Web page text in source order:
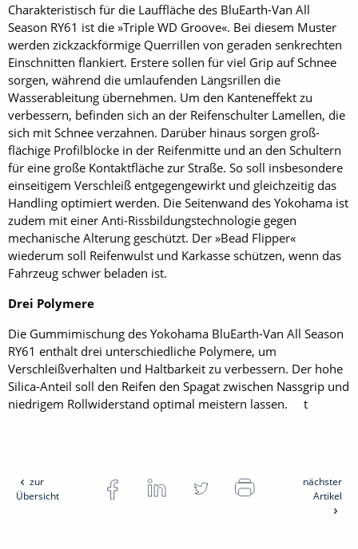
Charakteristisch für die Lauffläche des BluEarth-Van All
Season RY61 ist die »Triple WD Groove«. Bei diesem Muster
werden zickzackförmige Querrillen von geraden senkrechten
Einschnitten flankiert. Erstere sollen für viel Grip auf Schnee
sorgen, während die umlaufenden Längsrillen die
Wasserableitung übernehmen. Um den Kanteneffekt zu
verbessern, befinden sich an der Reifenschulter Lamellen, die
sich mit Schnee verzahnen. Darüber hinaus sorgen groß­
flächige Profilblöcke in der Reifenmitte und an den Schultern
für eine große Kontaktfläche zur Straße. So soll insbesondere
einseitigem Verschleiß entgegengewirkt und gleichzeitig das
Handling optimiert werden. Die Seitenwand des Yokohama ist
zudem mit einer Anti-Rissbildungstechnologie gegen
mechanische Alterung geschützt. Der »Bead Flipper«
wiederum soll Reifenwulst und Karkasse schützen, wenn das
Fahrzeug schwer beladen ist.
Drei Polymere
Die Gummimischung des Yokohama BluEarth-Van All Season
RY61 enthält drei unterschiedliche Polymere, um
Verschleißverhalten und Haltbarkeit zu verbessern. Der hohe
Silica-Anteil soll den Reifen den Spagat zwischen Nassgrip und
niedrigem Roll­widerstand optimal meistern lassen. t
zur
Übersicht
nächster
Artikel